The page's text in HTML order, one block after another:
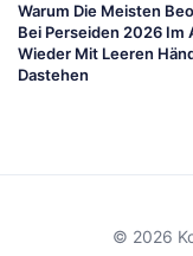
Warum Die Meisten
Bei Perseiden 2026 Im
Wieder Mit Leeren
Dastehen
© 2026